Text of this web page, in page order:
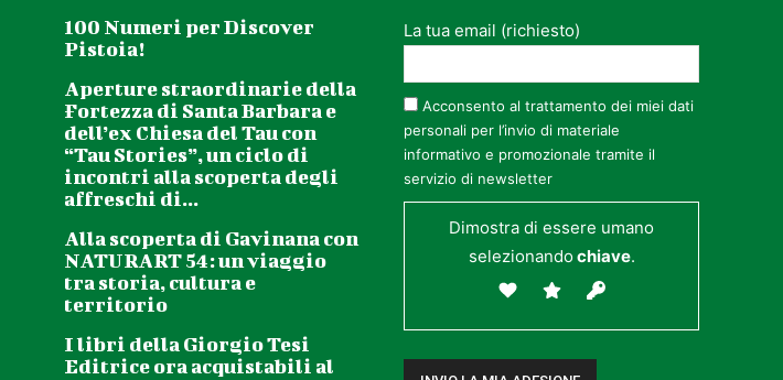
100 Numeri per Discover
Pistoia!
Aperture straordinarie della
Fortezza di Santa Barbara e
dell’ex Chiesa del Tau con
“Tau Stories”, un ciclo di
incontri alla scoperta degli
affreschi di...
Alla scoperta di Gavinana con
NATURART 54: un viaggio
tra storia, cultura e
territorio
I libri della Giorgio Tesi
Editrice ora acquistabili al
La tua email (richiesto)
Acconsento al trattamento dei miei dati
personali per l’invio di materiale
informativo e promozionale tramite il
servizio di newsletter
Dimostra di essere umano
selezionandochiave.